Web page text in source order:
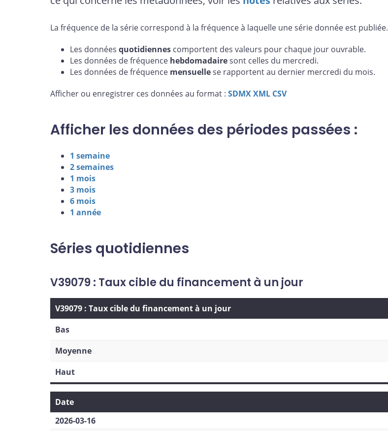
La fréquence de la série correspond à la fréquence à laquelle une série donnée est publiée.
Les données quotidiennes comportent des valeurs pour chaque jour ouvrable.
Les données de fréquence hebdomadairesont celles du mercredi.
Les données de fréquence mensuellese rapportent au dernier mercredi du mois.
Afficher ou enregistrer ces données au format : SDMXXML CSV
Afficher les données des périodes passées :
1 semaine
2 semaines
1 mois
3 mois
6 mois
1 année
Séries quotidiennes
V39079 : Taux cible du financement à un jour
V39079 : Taux cible du financement à un jour
Bas
Moyenne
Haut
Date
2026-03-16